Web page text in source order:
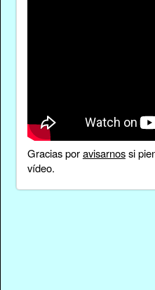
Gracias poravisarnossi
vídeo.